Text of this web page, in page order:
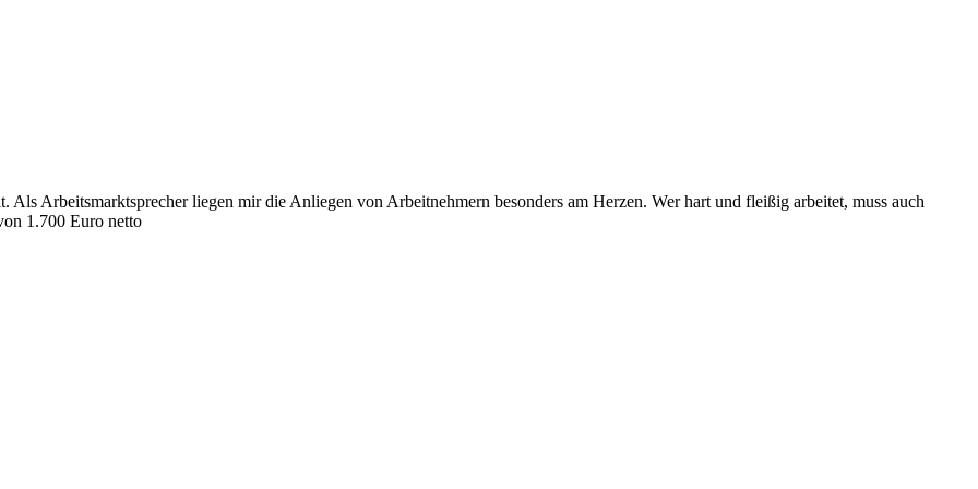
Als Arbeitsmarktsprecher liegen mir die Anliegen von Arbeitnehmern besonders am Herzen. Wer hart und fleißig arbeitet, muss auch
1.700 Euro netto